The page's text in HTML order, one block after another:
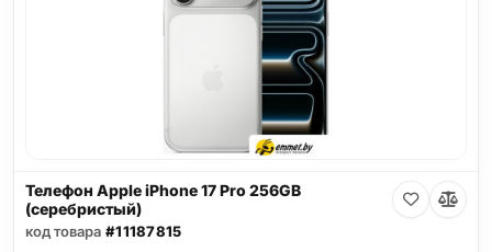
Телефон Apple iPhone 17 Pro 256GB
(серебристый)
код товара #11187815